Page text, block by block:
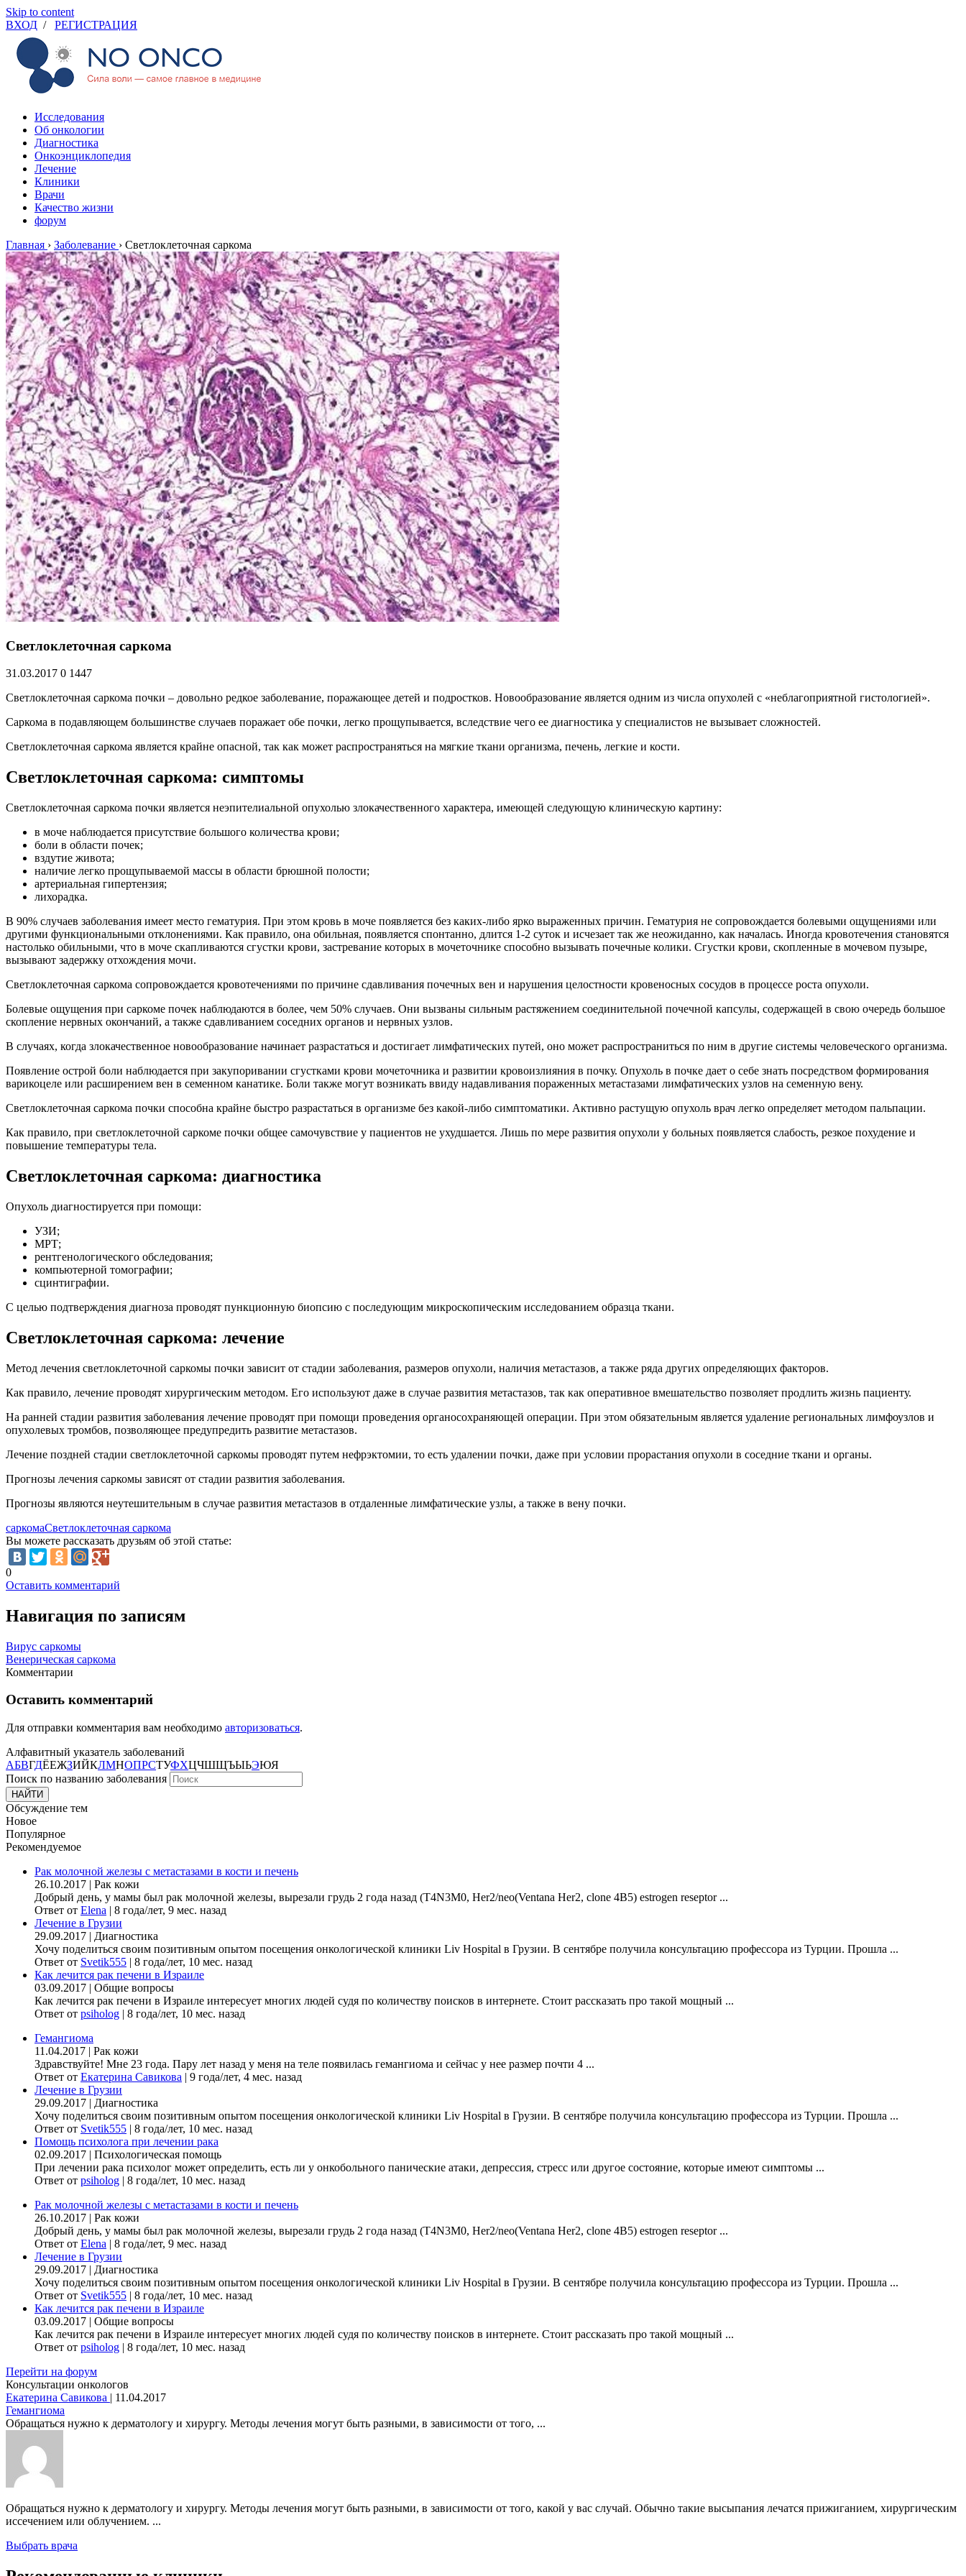
Skip to content
ВХОД / РЕГИСТРАЦИЯ
Исследования
Об онкологии
Диагностика
Онкоэнциклопедия
Лечение
Клиники
Врачи
Качество жизни
форум
Главная › Заболевание › Светлоклеточная саркома
Светлоклеточная саркома
31.03.2017 0 1447
Светлоклеточная саркома почки – довольно редкое заболевание, поражающее детей и подростков. Новообразование является одним из числа опухолей с «неблагоприятной гистологией».
Саркома в подавляющем большинстве случаев поражает обе почки, легко прощупывается, вследствие чего ее диагностика у специалистов не вызывает сложностей.
Светлоклеточная саркома является крайне опасной, так как может распространяться на мягкие ткани организма, печень, легкие и кости.
Светлоклеточная саркома: симптомы
Светлоклеточная саркома почки является неэпителиальной опухолью злокачественного характера, имеющей следующую клиническую картину:
в моче наблюдается присутствие большого количества крови;
боли в области почек;
вздутие живота;
наличие легко прощупываемой массы в области брюшной полости;
артериальная гипертензия;
лихорадка.
В 90% случаев заболевания имеет место гематурия. При этом кровь в моче появляется без каких-либо ярко выраженных причин. Гематурия не сопровождается болевыми ощущениями или
другими функциональными отклонениями. Как правило, она обильная, появляется спонтанно, длится 1-2 суток и исчезает так же неожиданно, как началась. Иногда кровотечения становятся
настолько обильными, что в моче скапливаются сгустки крови, застревание которых в мочеточнике способно вызывать почечные колики. Сгустки крови, скопленные в мочевом пузыре,
вызывают задержку отхождения мочи.
Светлоклеточная саркома сопровождается кровотечениями по причине сдавливания почечных вен и нарушения целостности кровеносных сосудов в процессе роста опухоли.
Болевые ощущения при саркоме почек наблюдаются в более, чем 50% случаев. Они вызваны сильным растяжением соединительной почечной капсулы, содержащей в свою очередь большое
скопление нервных окончаний, а также сдавливанием соседних органов и нервных узлов.
В случаях, когда злокачественное новообразование начинает разрастаться и достигает лимфатических путей, оно может распространиться по ним в другие системы человеческого организма.
Появление острой боли наблюдается при закупоривании сгустками крови мочеточника и развитии кровоизлияния в почку. Опухоль в почке дает о себе знать посредством формирования
варикоцеле или расширением вен в семенном канатике. Боли также могут возникать ввиду надавливания пораженных метастазами лимфатических узлов на семенную вену.
Светлоклеточная саркома почки способна крайне быстро разрастаться в организме без какой-либо симптоматики. Активно растущую опухоль врач легко определяет методом пальпации.
Как правило, при светлоклеточной саркоме почки общее самочувствие у пациентов не ухудшается. Лишь по мере развития опухоли у больных появляется слабость, резкое похудение и
повышение температуры тела.
Светлоклеточная саркома: диагностика
Опухоль диагностируется при помощи:
УЗИ;
МРТ;
рентгенологического обследования;
компьютерной томографии;
сцинтиграфии.
С целью подтверждения диагноза проводят пункционную биопсию с последующим микроскопическим исследованием образца ткани.
Светлоклеточная саркома: лечение
Метод лечения светлоклеточной саркомы почки зависит от стадии заболевания, размеров опухоли, наличия метастазов, а также ряда других определяющих факторов.
Как правило, лечение проводят хирургическим методом. Его используют даже в случае развития метастазов, так как оперативное вмешательство позволяет продлить жизнь пациенту.
На ранней стадии развития заболевания лечение проводят при помощи проведения органосохраняющей операции. При этом обязательным является удаление региональных лимфоузлов и
опухолевых тромбов, позволяющее предупредить развитие метастазов.
Лечение поздней стадии светлоклеточной саркомы проводят путем нефрэктомии, то есть удалении почки, даже при условии прорастания опухоли в соседние ткани и органы.
Прогнозы лечения саркомы зависят от стадии развития заболевания.
Прогнозы являются неутешительным в случае развития метастазов в отдаленные лимфатические узлы, а также в вену почки.
саркомаСветлоклеточная саркома
Вы можете рассказать друзьям об этой статье:
0
Оставить комментарий
Навигация по записям
Вирус саркомы
Венерическая саркома
Комментарии
Оставить комментарий
Для отправки комментария вам необходимо авторизоваться.
Алфавитный указатель заболеваний
АБВГДЁЕЖЗИЙКЛМНОПРСТУФХЦЧШЩЪЫЬЭЮЯ
Поиск по названию заболевания
Обсуждение тем
Новое
Популярное
Рекомендуемое
Рак молочной железы с метастазами в кости и печень
26.10.2017 | Рак кожи
Добрый день, у мамы был рак молочной железы, вырезали грудь 2 года назад (Т4N3M0, Her2/neo(Ventana Her2, clone 4B5) estrogen reseptor ...
Ответ от Elena | 8 года/лет, 9 мес. назад
Лечение в Грузии
29.09.2017 | Диагностика
Хочу поделиться своим позитивным опытом посещения онкологической клиники Liv Hospital в Грузии. В сентябре получила консультацию профессора из Турции. Прошла ...
Ответ от Svetik555 | 8 года/лет, 10 мес. назад
Как лечится рак печени в Израиле
03.09.2017 | Общие вопросы
Как лечится рак печени в Израиле интересует многих людей судя по количеству поисков в интернете. Стоит рассказать про такой мощный ...
Ответ от psiholog | 8 года/лет, 10 мес. назад
Гемангиома
11.04.2017 | Рак кожи
Здравствуйте! Мне 23 года. Пару лет назад у меня на теле появилась гемангиома и сейчас у нее размер почти 4 ...
Ответ от Екатерина Савикова | 9 года/лет, 4 мес. назад
Лечение в Грузии
29.09.2017 | Диагностика
Хочу поделиться своим позитивным опытом посещения онкологической клиники Liv Hospital в Грузии. В сентябре получила консультацию профессора из Турции. Прошла ...
Ответ от Svetik555 | 8 года/лет, 10 мес. назад
Помощь психолога при лечении рака
02.09.2017 | Психологическая помощь
При лечении рака психолог может определить, есть ли у онкобольного панические атаки, депрессия, стресс или другое состояние, которые имеют симптомы ...
Ответ от psiholog | 8 года/лет, 10 мес. назад
Рак молочной железы с метастазами в кости и печень
26.10.2017 | Рак кожи
Добрый день, у мамы был рак молочной железы, вырезали грудь 2 года назад (Т4N3M0, Her2/neo(Ventana Her2, clone 4B5) estrogen reseptor ...
Ответ от Elena | 8 года/лет, 9 мес. назад
Лечение в Грузии
29.09.2017 | Диагностика
Хочу поделиться своим позитивным опытом посещения онкологической клиники Liv Hospital в Грузии. В сентябре получила консультацию профессора из Турции. Прошла ...
Ответ от Svetik555 | 8 года/лет, 10 мес. назад
Как лечится рак печени в Израиле
03.09.2017 | Общие вопросы
Как лечится рак печени в Израиле интересует многих людей судя по количеству поисков в интернете. Стоит рассказать про такой мощный ...
Ответ от psiholog | 8 года/лет, 10 мес. назад
Перейти на форум
Консультации онкологов
Екатерина Савикова | 11.04.2017
Гемангиома
Обращаться нужно к дерматологу и хирургу. Методы лечения могут быть разными, в зависимости от того, ...
Обращаться нужно к дерматологу и хирургу. Методы лечения могут быть разными, в зависимости от того, какой у вас случай. Обычно такие высыпания лечатся прижиганием, хирургическим
иссечением или облучением. ...
Выбрать врача